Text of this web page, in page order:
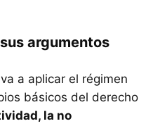
argumentos
a aplicar el régimen
básicos del derecho
la no